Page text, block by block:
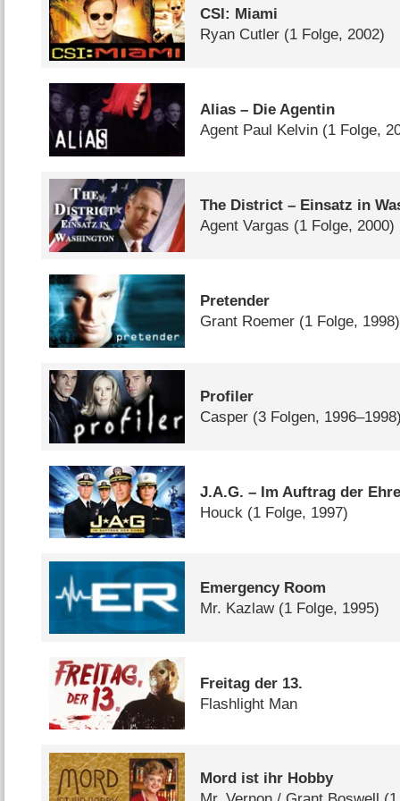
CSI: Miami
Ryan Cutler (1 Folge, 2002)
Alias – Die Agentin
Agent Paul Kelvin (1 Folge,
The District – Einsatz in
Agent Vargas (1 Folge, 2000)
Pretender
Grant Roemer (1 Folge, 1998)
Profiler
Casper (3 Folgen, 1996–1998)
J.A.G. – Im Auftrag der Ehre
Houck (1 Folge, 1997)
Emergency Room
Mr. Kazlaw (1 Folge, 1995)
Freitag der 13.
Flashlight Man
Mord ist ihr Hobby